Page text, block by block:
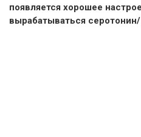
появляется хорошее
вырабатываться серотонин/